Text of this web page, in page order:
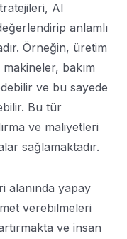
AI
anlamlı
Örneğin, üretim
bakım
ve bu sayede
Bu tür
ve maliyetleri
sağlamaktadır.
alanında yapay
verebilmeleri
ve insan